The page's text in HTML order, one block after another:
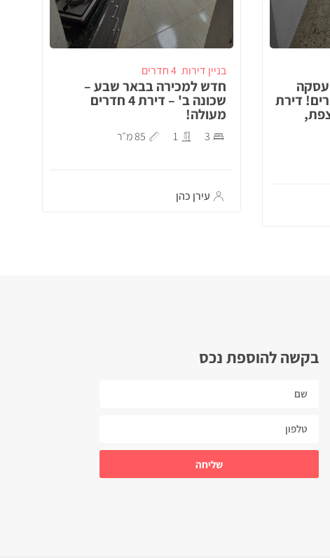
דירת
בניין דירות 4 חדרים
חדש למכירה בבאר שבע –
שכונה ב' – דירת 4 חדרים
מעולה!
3
1 85 מ״ר
עירן כהן
בקשה להוספת נכס
שליחה